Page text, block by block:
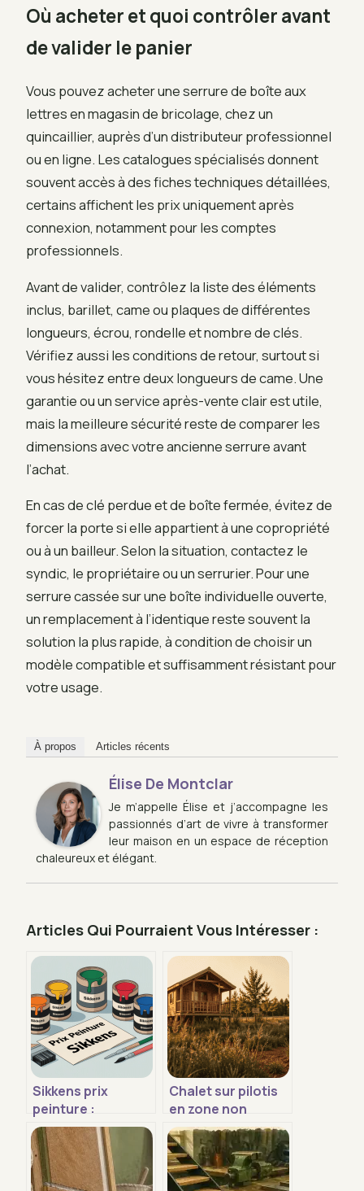
Où acheter et quoi contrôler avant
de valider le panier
Vous pouvez acheter une serrure de boîte aux
lettres en magasin de bricolage, chez un
quincaillier, auprès d’un distributeur professionnel
ou en ligne. Les catalogues spécialisés donnent
souvent accès à des fiches techniques détaillées,
certains affichent les prix uniquement après
connexion, notamment pour les comptes
professionnels.
Avant de valider, contrôlez la liste des éléments
inclus, barillet, came ou plaques de différentes
longueurs, écrou, rondelle et nombre de clés.
Vérifiez aussi les conditions de retour, surtout si
vous hésitez entre deux longueurs de came. Une
garantie ou un service après-vente clair est utile,
mais la meilleure sécurité reste de comparer les
dimensions avec votre ancienne serrure avant
l’achat.
En cas de clé perdue et de boîte fermée, évitez de
forcer la porte si elle appartient à une copropriété
ou à un bailleur. Selon la situation, contactez le
syndic, le propriétaire ou un serrurier. Pour une
serrure cassée sur une boîte individuelle ouverte,
un remplacement à l’identique reste souvent la
solution la plus rapide, à condition de choisir un
modèle compatible et suffisamment résistant pour
votre usage.
À propos Articles récents
Élise De Montclar
Je m’appelle Élise et j’accompagne les
passionnés d’art de vivre à transformer
leur maison en un espace de réception
chaleureux et élégant.
Articles Qui Pourraient Vous Intéresser :
Sikkens prix
peinture :
comment
comprendre,
comparer et bien
choisir
Chalet sur pilotis
en zone non
constructible :
risques réels et
alternatives
légales